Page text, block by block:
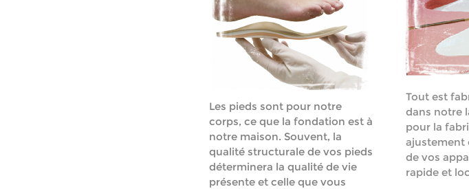
Les pieds sont pour notre
corps, ce que la fondation est à
notre maison. Souvent, la
qualité structurale de vos pieds
déterminera la qualité de vie
présente et celle que vous
Tout est
dans notre
pour la
ajustement
de vos
rapide et